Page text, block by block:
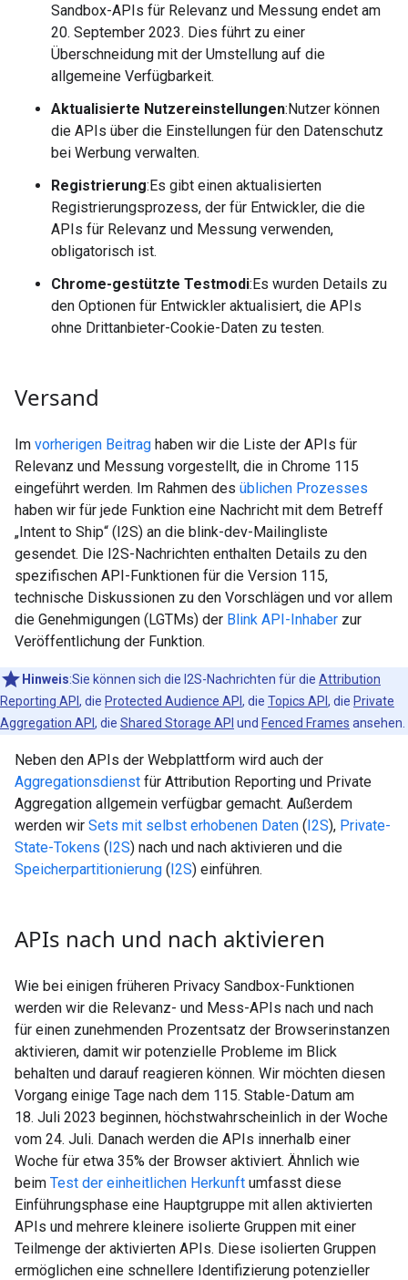
Sandbox-APIs für Relevanz und Messung endet am
20. September 2023. Dies führt zu einer
Überschneidung mit der Umstellung auf die
allgemeine Verfügbarkeit.
Aktualisierte Nutzereinstellungen:Nutzer können
die APIs über die Einstellungen für den Datenschutz
bei Werbung verwalten.
Registrierung:Es gibt einen aktualisierten
Registrierungsprozess, der für Entwickler, die die
APIs für Relevanz und Messung verwenden,
obligatorisch ist.
Chrome-gestützte Testmodi:Es wurden Details zu
den Optionen für Entwickler aktualisiert, die APIs
ohne Drittanbieter-Cookie-Daten zu testen.
Versand
Im vorherigen Beitrag haben wir die Liste der APIs für
Relevanz und Messung vorgestellt, die in Chrome 115
eingeführt werden. Im Rahmen des üblichen Prozesses
haben wir für jede Funktion eine Nachricht mit dem Betreff
„Intent to Ship“ (I2S) an die blink-dev-Mailingliste
gesendet. Die I2S-Nachrichten enthalten Details zu den
spezifischen API-Funktionen für die Version 115,
technische Diskussionen zu den Vorschlägen und vor allem
die Genehmigungen (LGTMs) der Blink API-Inhaber zur
Veröffentlichung der Funktion.
Hinweis:Sie können sich die I2S-Nachrichten für die Attribution
Reporting API, die Protected Audience API, die Topics API, die Private
Aggregation API, die Shared Storage API und Fenced Frames ansehen.
Neben den APIs der Webplattform wird auch der
Aggregationsdienst für Attribution Reporting und Private
Aggregation allgemein verfügbar gemacht. Außerdem
werden wir Sets mit selbst erhobenen Daten (I2S), Private-
State-Tokens (I2S) nach und nach aktivieren und die
Speicherpartitionierung (I2S) einführen.
APIs nach und nach aktivieren
Wie bei einigen früheren Privacy Sandbox-Funktionen
werden wir die Relevanz- und Mess-APIs nach und nach
für einen zunehmenden Prozentsatz der Browserinstanzen
aktivieren, damit wir potenzielle Probleme im Blick
behalten und darauf reagieren können. Wir möchten diesen
Vorgang einige Tage nach dem 115. Stable-Datum am
18. Juli 2023 beginnen, höchstwahrscheinlich in der Woche
vom 24. Juli. Danach werden die APIs innerhalb einer
Woche für etwa 35% der Browser aktiviert. Ähnlich wie
beim Test der einheitlichen Herkunft umfasst diese
Einführungsphase eine Hauptgruppe mit allen aktivierten
APIs und mehrere kleinere isolierte Gruppen mit einer
Teilmenge der aktivierten APIs. Diese isolierten Gruppen
ermöglichen eine schnellere Identifizierung potenzieller